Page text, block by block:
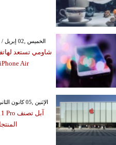
GMT 15:52 2026 الخميس ,02 إبريل / نيسان
شاومي تستعد
iPhone Air وGalaxy Edge
GMT 16:20 2026 الإثنين ,05 كانون الثاني / يناير